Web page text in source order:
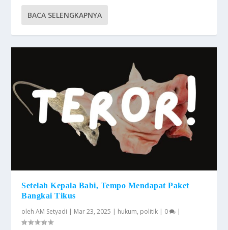
BACA SELENGKAPNYA
Setelah Kepala Babi, Tempo Mendapat Paket
Bangkai Tikus
olehAM Setyadi | Mar 23, 2025 | hukum, politik | 0 |